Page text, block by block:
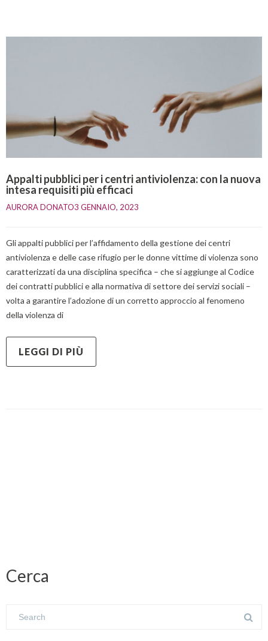
Appalti pubblici per i centri antiviolenza: con la nuova
intesa requisiti più efficaci
AURORA DONATO3 GENNAIO, 2023
Gli appalti pubblici per l’affidamento della gestione dei centri
antiviolenza e delle case rifugio per le donne vittime di violenza sono
caratterizzati da una disciplina specifica – che si aggiunge al Codice
dei contratti pubblici e alla normativa di settore dei servizi sociali –
volta a garantire l’adozione di un corretto approccio al fenomeno
della violenza di
LEGGI DI PIÙ
Cerca